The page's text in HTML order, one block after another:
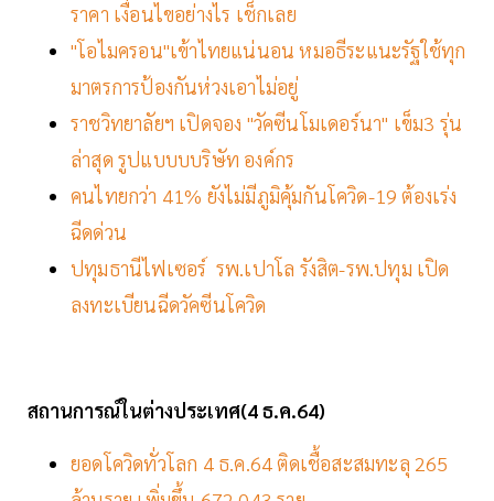
ราคา เงื่อนไขอย่างไร เช็กเลย
"โอไมครอน"เข้าไทยแน่นอน หมอธีระแนะรัฐใช้ทุก
มาตรการป้องกันห่วงเอาไม่อยู่
ราชวิทยาลัยฯ เปิดจอง "วัคซีนโมเดอร์นา" เข็ม3 รุ่น
ล่าสุด รูปแบบบบริษัท องค์กร
คนไทยกว่า 41% ยังไม่มีภูมิคุ้มกันโควิด-19 ต้องเร่ง
ฉีดด่วน
ปทุมธานีไฟเซอร์ รพ.เปาโล รังสิต-รพ.ปทุม เปิด
ลงทะเบียนฉีดวัคซีนโควิด
สถานการณ์ในต่างประเทศ(4ธ.ค.64)
ยอดโควิดทั่วโลก 4 ธ.ค.64 ติดเชื้อสะสมทะลุ 265